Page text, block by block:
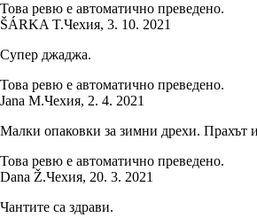
Това ревю е автоматично преведено.
ŠÁRKA T.Чехия, 3. 10. 2021
Супер джаджа.
Това ревю е автоматично преведено.
Jana M.Чехия, 2. 4. 2021
Малки опаковки за зимни дрехи. Прахът
Това ревю е автоматично преведено.
Dana Ž.Чехия, 20. 3. 2021
Чантите са здрави.